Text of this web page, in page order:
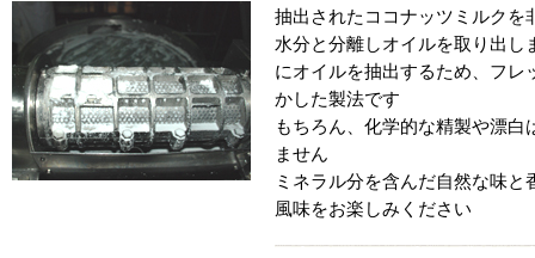
抽出されたココナッツミルク
水分と分離しオイルを取り出
にオイルを抽出するため、フ
かした製法です
もちろん、化学的な精製や漂
ません
ミネラル分を含んだ自然な味
風味をお楽しみください